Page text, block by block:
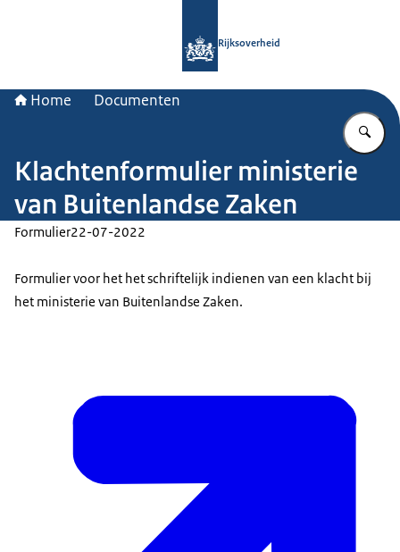
Rijksoverheid
Home Documenten
Klachtenformulier ministerie
van Buitenlandse Zaken
Formulier22-07-2022
Formulier voor het het schriftelijk indienen van een klacht bij
het ministerie van Buitenlandse Zaken.